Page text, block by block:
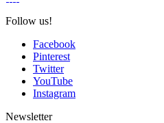
Follow us!
Facebook
Pinterest
Twitter
YouTube
Instagram
Newsletter